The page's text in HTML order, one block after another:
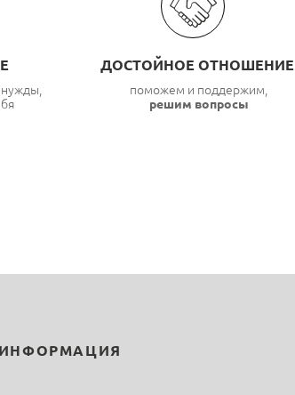
ДОСТОЙНОЕ ОТНОШЕНИЕ
поможем и поддержим,
решим вопросы